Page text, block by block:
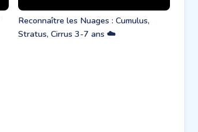
Reconnaître les Nuages : Cumulus,
Stratus, Cirrus 3-7 ans ☁️